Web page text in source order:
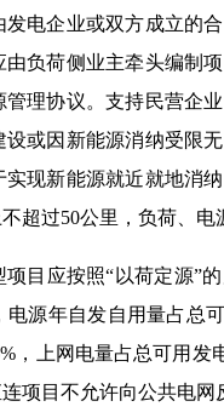
电企业或双方成立的
负荷侧业主牵头编制
理协议。支持民营企
或因新能源消纳受限
现新能源就近就地消
超过50公里，负荷、
项目应按照“以荷定源”
源年自发自用量占总
，上网电量占总可用
项目不允许向公共电网